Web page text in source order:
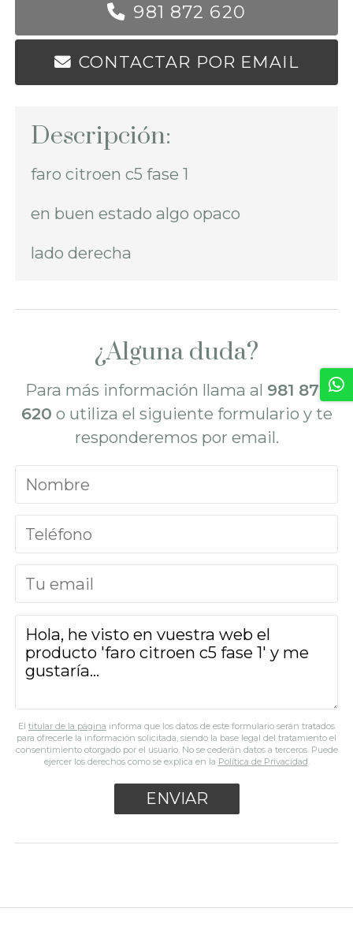
981 872 620
CONTACTAR POR EMAIL
Descripción:
faro citroen c5 fase 1
en buen estado algo opaco
lado derecha
¿Alguna duda?
Para más información llama al 981 872
620 o utiliza el siguiente formulario y te
responderemos por email.
El titular de la página informa que los datos de este formulario serán tratados
para ofrecerle la información solicitada, siendo la base legal del tratamiento el
consentimiento otorgado por el usuario. No se cederán datos a terceros. Puede
ejercer los derechos como se explica en la Política de Privacidad.